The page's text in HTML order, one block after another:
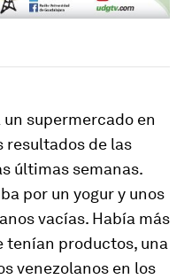
supermercado en
resultados de las
últimas semanas.
por un yogur y unos
vacías. Había más
tenían productos, una
venezolanos en los